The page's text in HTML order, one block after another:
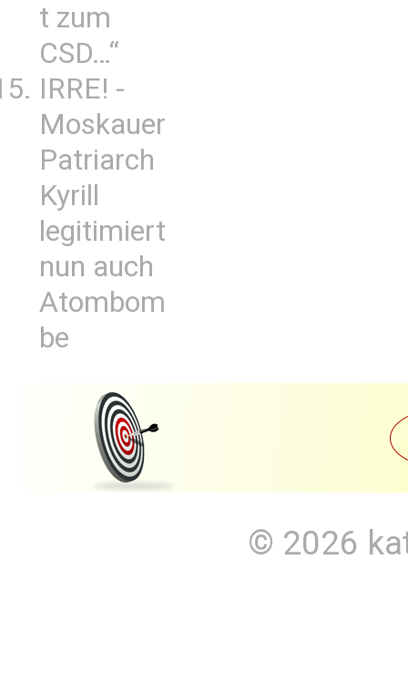
t zum
CSD…“
IRRE! -
Moskauer
Patriarch
Kyrill
legitimiert
nun auch
Atombom
be
© 2026